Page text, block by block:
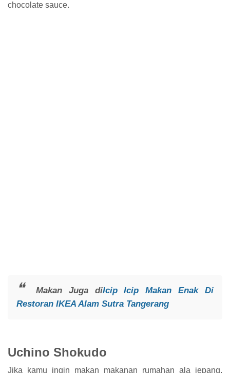
chocolate sauce.
Makan Juga diIcip Icip Makan Enak Di
Restoran IKEA Alam Sutra Tangerang
Uchino Shokudo
Jika kamu ingin makan makanan rumahan ala jepang.